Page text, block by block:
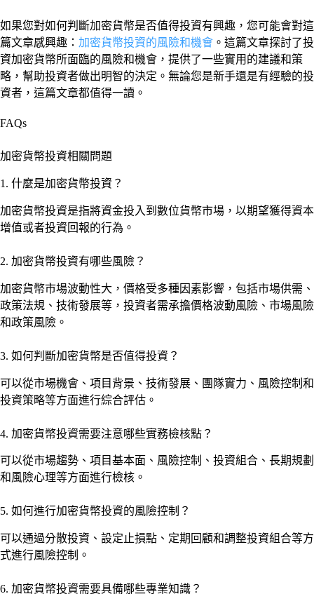
如果您對如何判斷加密貨幣是否值得投資有興趣，您可能會對這
篇文章感興趣： 加密貨幣投資的風險和機會 。這篇文章探討了投
資加密貨幣所面臨的風險和機會，提供了一些實用的建議和策
略，幫助投資者做出明智的決定。無論您是新手還是有經驗的投
資者，這篇文章都值得一讀。
FAQs
加密貨幣投資相關問題
1. 什麼是加密貨幣投資？
加密貨幣投資是指將資金投入到數位貨幣市場，以期望獲得資本
增值或者投資回報的行為。
2. 加密貨幣投資有哪些風險？
加密貨幣市場波動性大，價格受多種因素影響，包括市場供需、
政策法規、技術發展等，投資者需承擔價格波動風險、市場風險
和政策風險。
3. 如何判斷加密貨幣是否值得投資？
可以從市場機會、項目背景、技術發展、團隊實力、風險控制和
投資策略等方面進行綜合評估。
4. 加密貨幣投資需要注意哪些實務檢核點？
可以從市場趨勢、項目基本面、風險控制、投資組合、長期規劃
和風險心理等方面進行檢核。
5. 如何進行加密貨幣投資的風險控制？
可以通過分散投資、設定止損點、定期回顧和調整投資組合等方
式進行風險控制。
6. 加密貨幣投資需要具備哪些專業知識？